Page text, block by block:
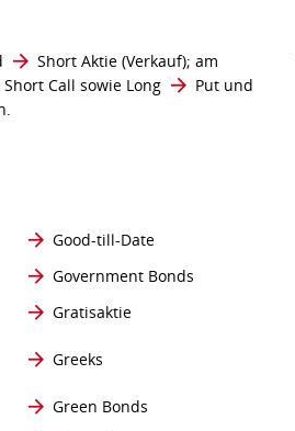
Short Aktie (Verkauf); am
Call sowie Long Put und
.
Good-till-Date
Government Bonds
Gratisaktie
Greeks
Green Bonds